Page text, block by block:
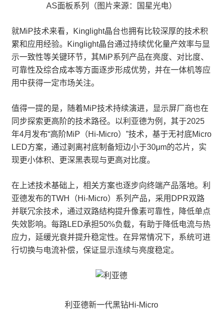
AS面板系列（图片来源：国星光电）
就MiP技术来看，Kinglight晶台也拥有比较深厚的技术积
累和应用经验。Kinglight晶台通过持续优化量产效率与显
示一致性等关键环节，其MiP系列产品在亮度、对比度、
可靠性及综合成本等方面逐步形成优势，并在一体机等应
用中获得一定市场关注。
值得一提的是，随着MiP技术持续演进，显示屏厂商也在
同步探索更高阶的技术路径。以利亚德为例，其于2025
年4月发布“高阶MiP（Hi-Micro）”技术，基于无衬底Micro
LED方案，通过剥离衬底制备短边小于30μm的芯片，实
现更小体积、更深黑表现与更高对比度。
在上述技术基础上，相关方案也逐步向终端产品落地。利
亚德发布的TWH（Hi-Micro）系列产品，采用DPR双路
并联冗余技术，通过双路结构提升像素可靠性，降低单点
失效影响。每路LED承担50%负载，有助于降低电流与热
应力，延缓光衰并提升稳定性。在异常情况下，系统可进
行切换与电流补偿，保证显示连续与亮度稳定。
利亚德新一代黑钻Hi-Micro